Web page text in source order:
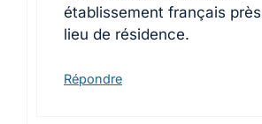
établissement français
lieu de résidence.
Répondre